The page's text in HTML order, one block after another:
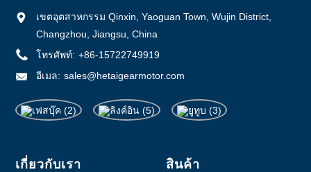
เขตอุตสาหกรรม Qinxin, Yaoguan Town, Wujin District,
Changzhou, Jiangsu, China
โทรศัพท์: +86-15722749919
อีเมล: sales@hetaigearmotor.com
เกี่ยวกับเรา สินค้า